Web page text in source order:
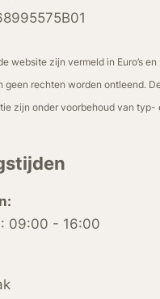
website zijn vermeld in Euro’s
geen rechten worden ontleend.
zijn onder voorbehoud van
09:00 - 16:00